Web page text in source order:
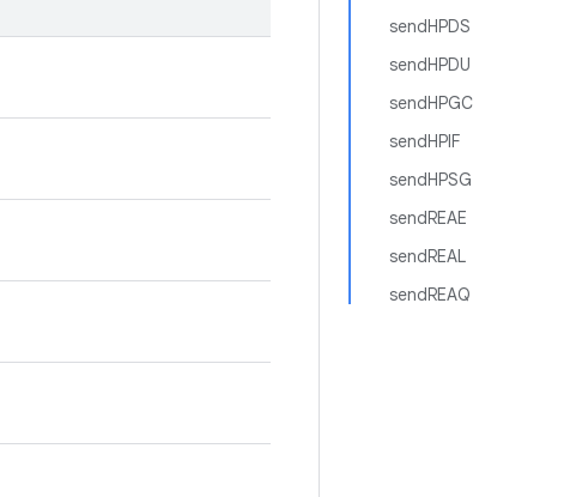
sendHPDS
sendHPDU
sendHPGC
sendHPIF
sendHPSG
sendREAE
sendREAL
sendREAQ